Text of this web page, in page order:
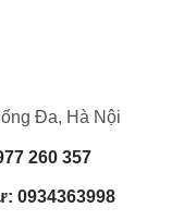
Đa, Hà Nội
260 357
0934363998